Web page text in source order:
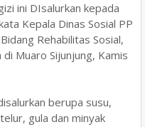
ini DIsalurkan kepada
Kepala Dinas Sosial PP
Rehabilitas Sosial,
Muaro Sijunjung, Kamis
berupa susu,
gula dan minyak